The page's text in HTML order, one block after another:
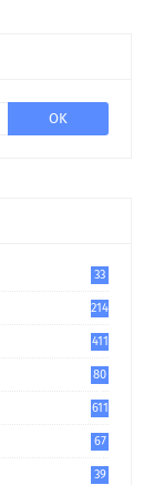
33
214
411
80
611
67
39